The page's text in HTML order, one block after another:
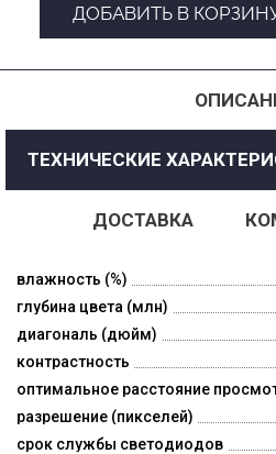
ДОБАВИТЬ В
ТЕХНИЧЕСКИЕ
ДОСТАВКА
влажность (%)
глубина цвета (млн)
диагональ (дюйм)
контрастность
оптимальное расстояние
разрешение (пикселей)
срок службы светодиодов